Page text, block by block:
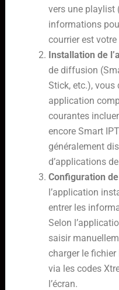
vers une playlist
informations
courrier est votre
Installation de
de diffusion
Stick, etc.), vous
application
courantes
encore Smart
généralement
d’applications
Configuration
l’application
entrer les
Selon
saisir
charger le fichier
via les codes
l’écran.